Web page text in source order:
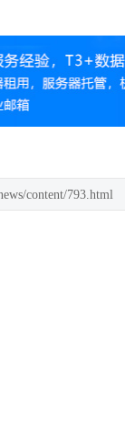
content/793.html